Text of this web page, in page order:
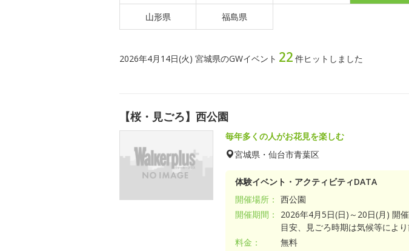
山形県 福島県
2026年4月14日(火) 宮城県のGWイベント 22 件ヒットしました
【桜・見ごろ】西公園
毎年多くの人がお花見を楽しむ
宮城県・仙台市青葉区
体験イベント・アクティビティDATA
開催場所： 西公園
開催期間：
2026年4月5日(日)～20日(月) 開
目安、見ごろ時期は気候等により
料金：
無料